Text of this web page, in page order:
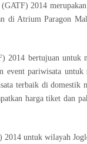
2014
di Atrium Paragon
2014 bertujuan untuk
event pariwisata
terbaik di domestik
harga tiket dan
untuk wilayah